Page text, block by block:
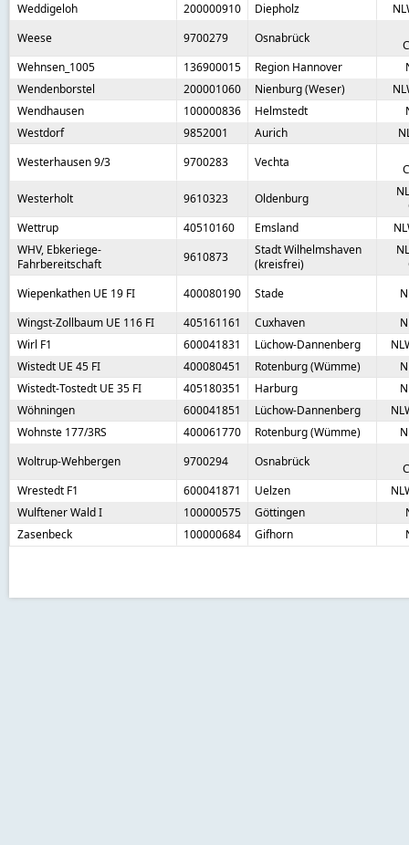
Weddigeloh
200000910 Diepholz
Weese
9700279 Osnabrück
Wehnsen_1005
136900015 Region Hannover
Wendenborstel
200001060 Nienburg (Weser)
Wendhausen
100000836 Helmstedt
Westdorf
9852001 Aurich
Westerhausen 9/3
9700283 Vechta
Westerholt
9610323 Oldenburg
Wettrup
40510160 Emsland
WHV, Ebkeriege-
Fahrbereitschaft
9610873
Stadt Wilhelmshaven
(kreisfrei)
Wiepenkathen UE 19 FI
400080190 Stade
Wingst-Zollbaum UE 116 FI
405161161 Cuxhaven
Wirl F1
600041831 Lüchow-Dannenberg
Wistedt UE 45 FI
400080451 Rotenburg (Wümme)
Wistedt-Tostedt UE 35 FI
405180351 Harburg
Wöhningen
600041851 Lüchow-Dannenberg
Wohnste 177/3RS
400061770 Rotenburg (Wümme)
Woltrup-Wehbergen
9700294 Osnabrück
Wrestedt F1
600041871 Uelzen
Wulftener Wald I
100000575 Göttingen
Zasenbeck
100000684 Gifhorn